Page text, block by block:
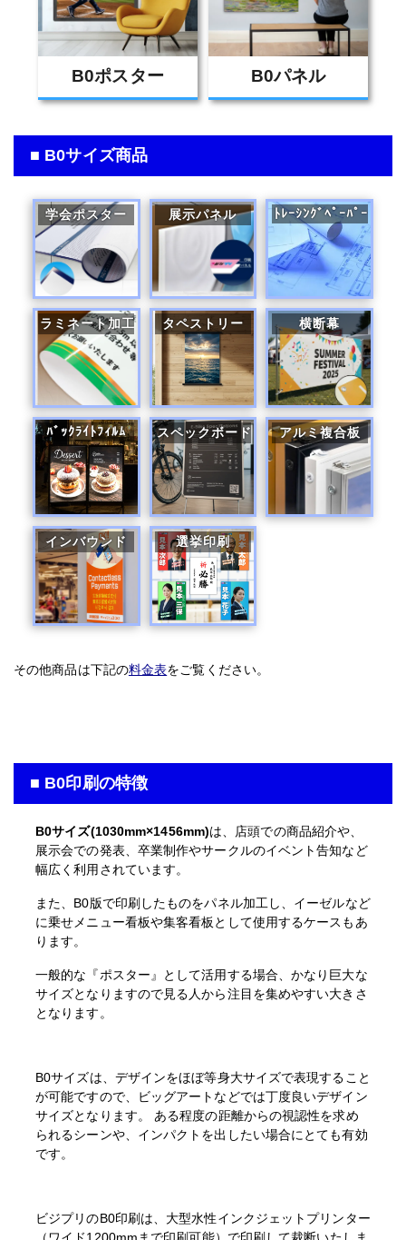
B0ポスター B0パネル
■ B0サイズ商品
学会ポスター 展示パネル ﾄﾚｰｼﾝｸﾞﾍﾟｰﾊﾟｰ
ラミネート加工 タペストリー 横断幕
ﾊﾞｯｸﾗｲﾄﾌｨﾙﾑ スペックボード アルミ複合板
インバウンド 選挙印刷
その他商品は下記の料金表をご覧ください。
■ B0印刷の特徴
B0サイズ(1030mm×1456mm)は、店頭での商品紹介や、
展示会での発表、卒業制作やサークルのイベント告知など
幅広く利用されています。
また、B0版で印刷したものをパネル加工し、イーゼルなど
に乗せメニュー看板や集客看板として使用するケースもあ
ります。
一般的な『ポスター』として活用する場合、かなり巨大な
サイズとなりますので見る人から注目を集めやすい大きさ
となります。
B0サイズは、デザインをほぼ等身大サイズで表現すること
が可能ですので、ビッグアートなどでは丁度良いデザイン
サイズとなります。 ある程度の距離からの視認性を求め
られるシーンや、インパクトを出したい場合にとても有効
です。
ビジプリのB0印刷は、大型水性インクジェットプリンター